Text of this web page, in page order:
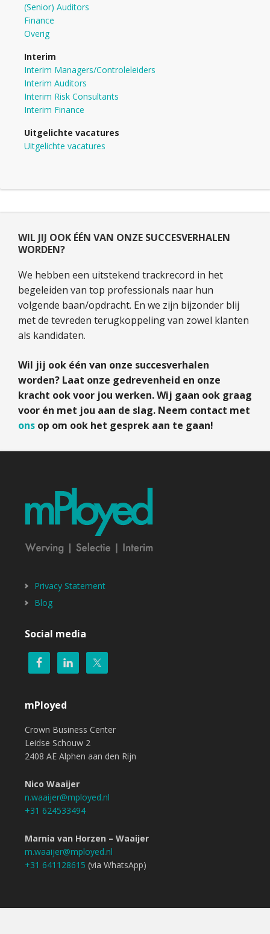
(Senior) Auditors
Finance
Overig
Interim
Interim Managers/Controleleiders
Interim Auditors
Interim Risk Consultants
Interim Finance
Uitgelichte vacatures
Uitgelichte vacatures
WIL JIJ OOK ÉÉN VAN ONZE SUCCESVERHALEN
WORDEN?
We hebben een uitstekend trackrecord in het
begeleiden van top professionals naar hun
volgende baan/opdracht. En we zijn bijzonder blij
met de tevreden terugkoppeling van zowel klanten
als kandidaten.
Wil jij ook één van onze succesverhalen
worden? Laat onze gedrevenheid en onze
kracht ook voor jou werken. Wij gaan ook graag
voor én met jou aan de slag. Neem contact met
ons op om ook het gesprek aan te gaan!
Privacy Statement
Blog
Social media
mPloyed
Crown Business Center
Leidse Schouw 2
2408 AE Alphen aan den Rijn
Nico Waaijer
n.waaijer@mployed.nl
+31 624533494
Marnia van Horzen – Waaijer
m.waaijer@mployed.nl
+31 641128615 (via WhatsApp)